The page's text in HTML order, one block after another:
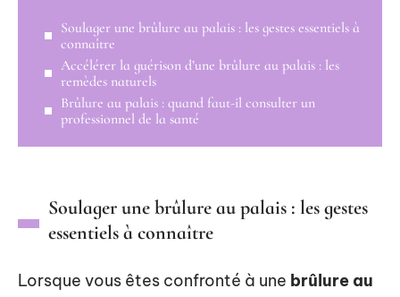
Soulager une brûlure au palais : les gestes essentiels à
connaître
Accélérer la guérison d’une brûlure au palais : les
remèdes naturels
Brûlure au palais : quand faut-il consulter un
professionnel de la santé
Soulager une brûlure au palais : les gestes
essentiels à connaître
Lorsque vous êtes confronté à une brûlure au